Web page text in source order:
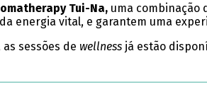
Tui-Na, uma combinação
energia vital, e garantem uma
sessões de wellnessjá estão